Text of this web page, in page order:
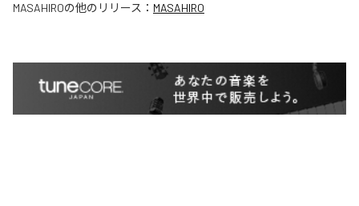
MASAHIROの他のリリース： MASAHIRO